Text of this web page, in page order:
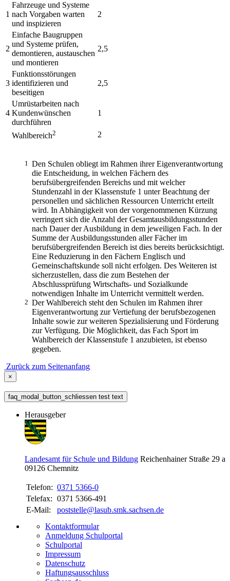
1
Fahrzeuge und Systeme
nach Vorgaben warten
und inspizieren
2
2
Einfache Baugruppen
und Systeme prüfen,
demontieren, austauschen
und montieren
2,5
3
Funktionsstörungen
identifizieren und
beseitigen
2,5
4
Umrüstarbeiten nach
Kundenwünschen
durchführen
1
Wahlbereich2 2
1 Den Schulen obliegt im Rahmen ihrer Eigenverantwortung
die Entscheidung, in welchen Fächern des
berufsübergreifenden Bereichs und mit welcher
Stundenzahl in der Klassenstufe 1 unter Beachtung der
personellen und sächlichen Ressourcen Unterricht erteilt
wird. In Abhängigkeit von der vorgenommenen Kürzung
verringert sich die Anzahl der Gesamtausbildungsstunden
nach Dauer der Ausbildung in dem jeweiligen Fach. In der
Summe der Ausbildungsstunden aller Fächer im
berufsübergreifenden Bereich ist dies bereits berücksichtigt.
Eine Reduzierung in den Fächern Englisch und
Gemeinschaftskunde soll nicht erfolgen. Des Weiteren ist
sicherzustellen, dass die zum Bestehen der
Abschlussprüfung Wirtschafts- und Sozialkunde
notwendigen Inhalte im Unterricht vermittelt werden.
2 Der Wahlbereich steht den Schulen im Rahmen ihrer
Eigenverantwortung zur Vertiefung der berufsbezogenen
Inhalte sowie zur weiteren Spezialisierung und Förderung
zur Verfügung. Die Möglichkeit, das Fach Sport im
Wahlbereich der Klassenstufe 1 anzubieten, ist ebenso
gegeben.
Zurück zum Seitenanfang
×
faq_modal_button_schliessen test text
Herausgeber
Landesamt für Schule und Bildung Reichenhainer Straße 29 a
09126 Chemnitz
Telefon: 0371 5366-0
Telefax: 0371 5366-491
E-Mail:
poststelle@lasub.smk.sachsen.de
Kontaktformular
Anmeldung Schulportal
Schulportal
Impressum
Datenschutz
Haftungsausschluss